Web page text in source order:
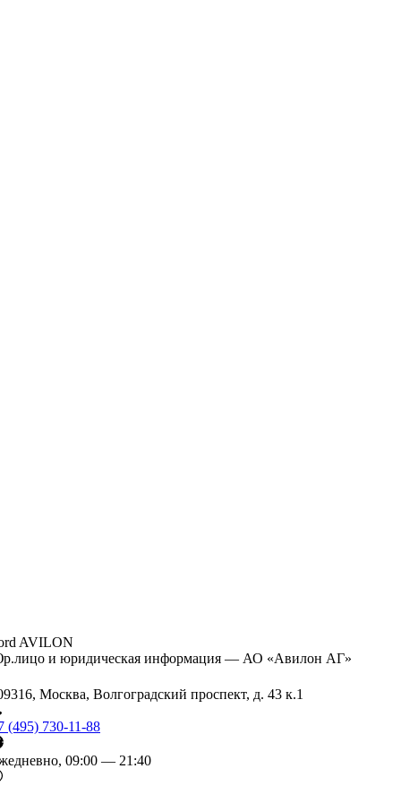
AVILON
и юридическая информация — АО «Авилон АГ»
Москва, Волгоградский проспект, д. 43 к.1
(495) 730-11-88
09:00 — 21:40